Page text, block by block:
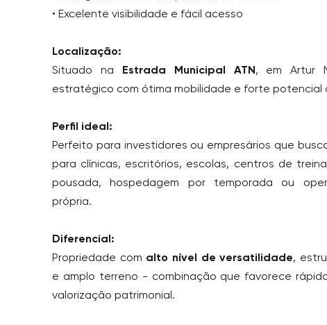
• Excelente visibilidade e fácil acesso
Localização:
Situado na Estrada Municipal ATN, em Artur
estratégico com ótima mobilidade e forte potencial
Perfil ideal:
Perfeito para investidores ou empresários que
para clínicas, escritórios, escolas, centros de
pousada, hospedagem por temporada ou
própria.
Diferencial:
Propriedade com alto nível de versatilidade,
e amplo terreno - combinação que favorece
valorização patrimonial.